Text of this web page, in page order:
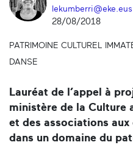
lekumberri@eke.eus
28/08/2018
PATRIMOINE CULTUREL
DANSE
Lauréat de l’appel à
ministère de la Culture
et des associations
dans un domaine du